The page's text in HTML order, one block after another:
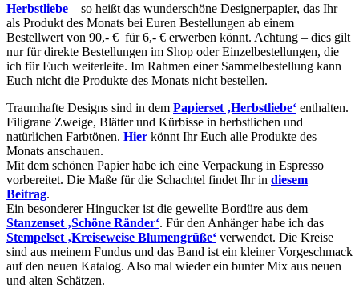
Herbstliebe – so heißt das wunderschöne Designerpapier, das Ihr
als Produkt des Monats bei Euren Bestellungen ab einem
Bestellwert von 90,- € für 6,- € erwerben könnt. Achtung – dies gilt
nur für direkte Bestellungen im Shop oder Einzelbestellungen, die
ich für Euch weiterleite. Im Rahmen einer Sammelbestellung kann
Euch nicht die Produkte des Monats nicht bestellen.
Traumhafte Designs sind in dem Papierset ‚Herbstliebe‘ enthalten.
Filigrane Zweige, Blätter und Kürbisse in herbstlichen und
natürlichen Farbtönen. Hier könnt Ihr Euch alle Produkte des
Monats anschauen.
Mit dem schönen Papier habe ich eine Verpackung in Espresso
vorbereitet. Die Maße für die Schachtel findet Ihr in diesem
Beitrag.
Ein besonderer Hingucker ist die gewellte Bordüre aus dem
Stanzenset ‚Schöne Ränder‘. Für den Anhänger habe ich das
Stempelset ‚Kreiseweise Blumengrüße‘ verwendet. Die Kreise
sind aus meinem Fundus und das Band ist ein kleiner Vorgeschmack
auf den neuen Katalog. Also mal wieder ein bunter Mix aus neuen
und alten Schätzen.